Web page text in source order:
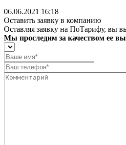
06.06.2021 16:18
Оставить заявку в компанию
Оставляя заявку на ПоТарифу, вы
Мы проследим за качеством ее